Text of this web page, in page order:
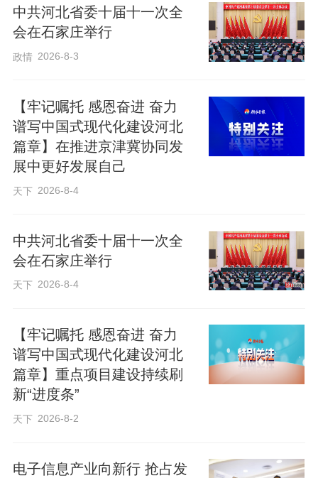
记、国家主席、中央军委主席习近平在河
北考察，主持召开深入推进京津冀协同发
展座谈会并发表重要讲话，要求“以更加奋
津冀协同发展不断迈上新台阶，努力使京
津冀成为中国式现代化建设的先行区、示
范区。”
区考察并主持召开深入推进雄安新区高质
量建设和发展座谈会时强调，“要牢牢把握
雄安新区作为北京非首都功能疏解集中承
高地和推动高质量发展样板”。
…………
习近平总书记的殷切嘱托，激励和指引我
中共河北省委十届十一次全
会在石家庄举行
政情 2026-8-3
【牢记嘱托 感恩奋进 奋力
谱写中国式现代化建设河北
篇章】在推进京津冀协同发
展中更好发展自己
天下 2026-8-4
中共河北省委十届十一次全
会在石家庄举行
天下 2026-8-4
【牢记嘱托 感恩奋进 奋力
谱写中国式现代化建设河北
篇章】重点项目建设持续刷
新“进度条”
天下 2026-8-2
电子信息产业向新行 抢占发